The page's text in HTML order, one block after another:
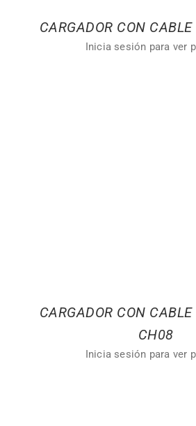
CARGADOR CON
Inicia sesión para ver
CARGADOR CON
CH08
Inicia sesión para ver